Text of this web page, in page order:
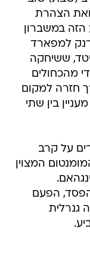
הצהרת
הזה במשברון
כשפרנק למפארד
ששיחקה
מהכחולים
בדרך חזרה למקום
בין שתי
על קרב
המצוין
הפעם
גנרלית